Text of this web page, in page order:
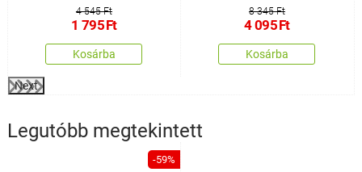
4 545 Ft
1 795Ft
Kosárba
8 345 Ft
4 095Ft
Kosárba
Next
Legutóbb megtekintett
-59%